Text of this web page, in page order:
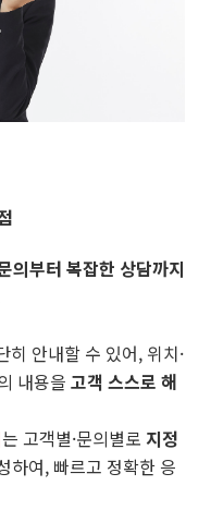
의부터 복잡한 상담까지
안내할 수 있어, 위치·
내용을 고객 스스로 해
는 고객별·문의별로 지정
하여, 빠르고 정확한 응